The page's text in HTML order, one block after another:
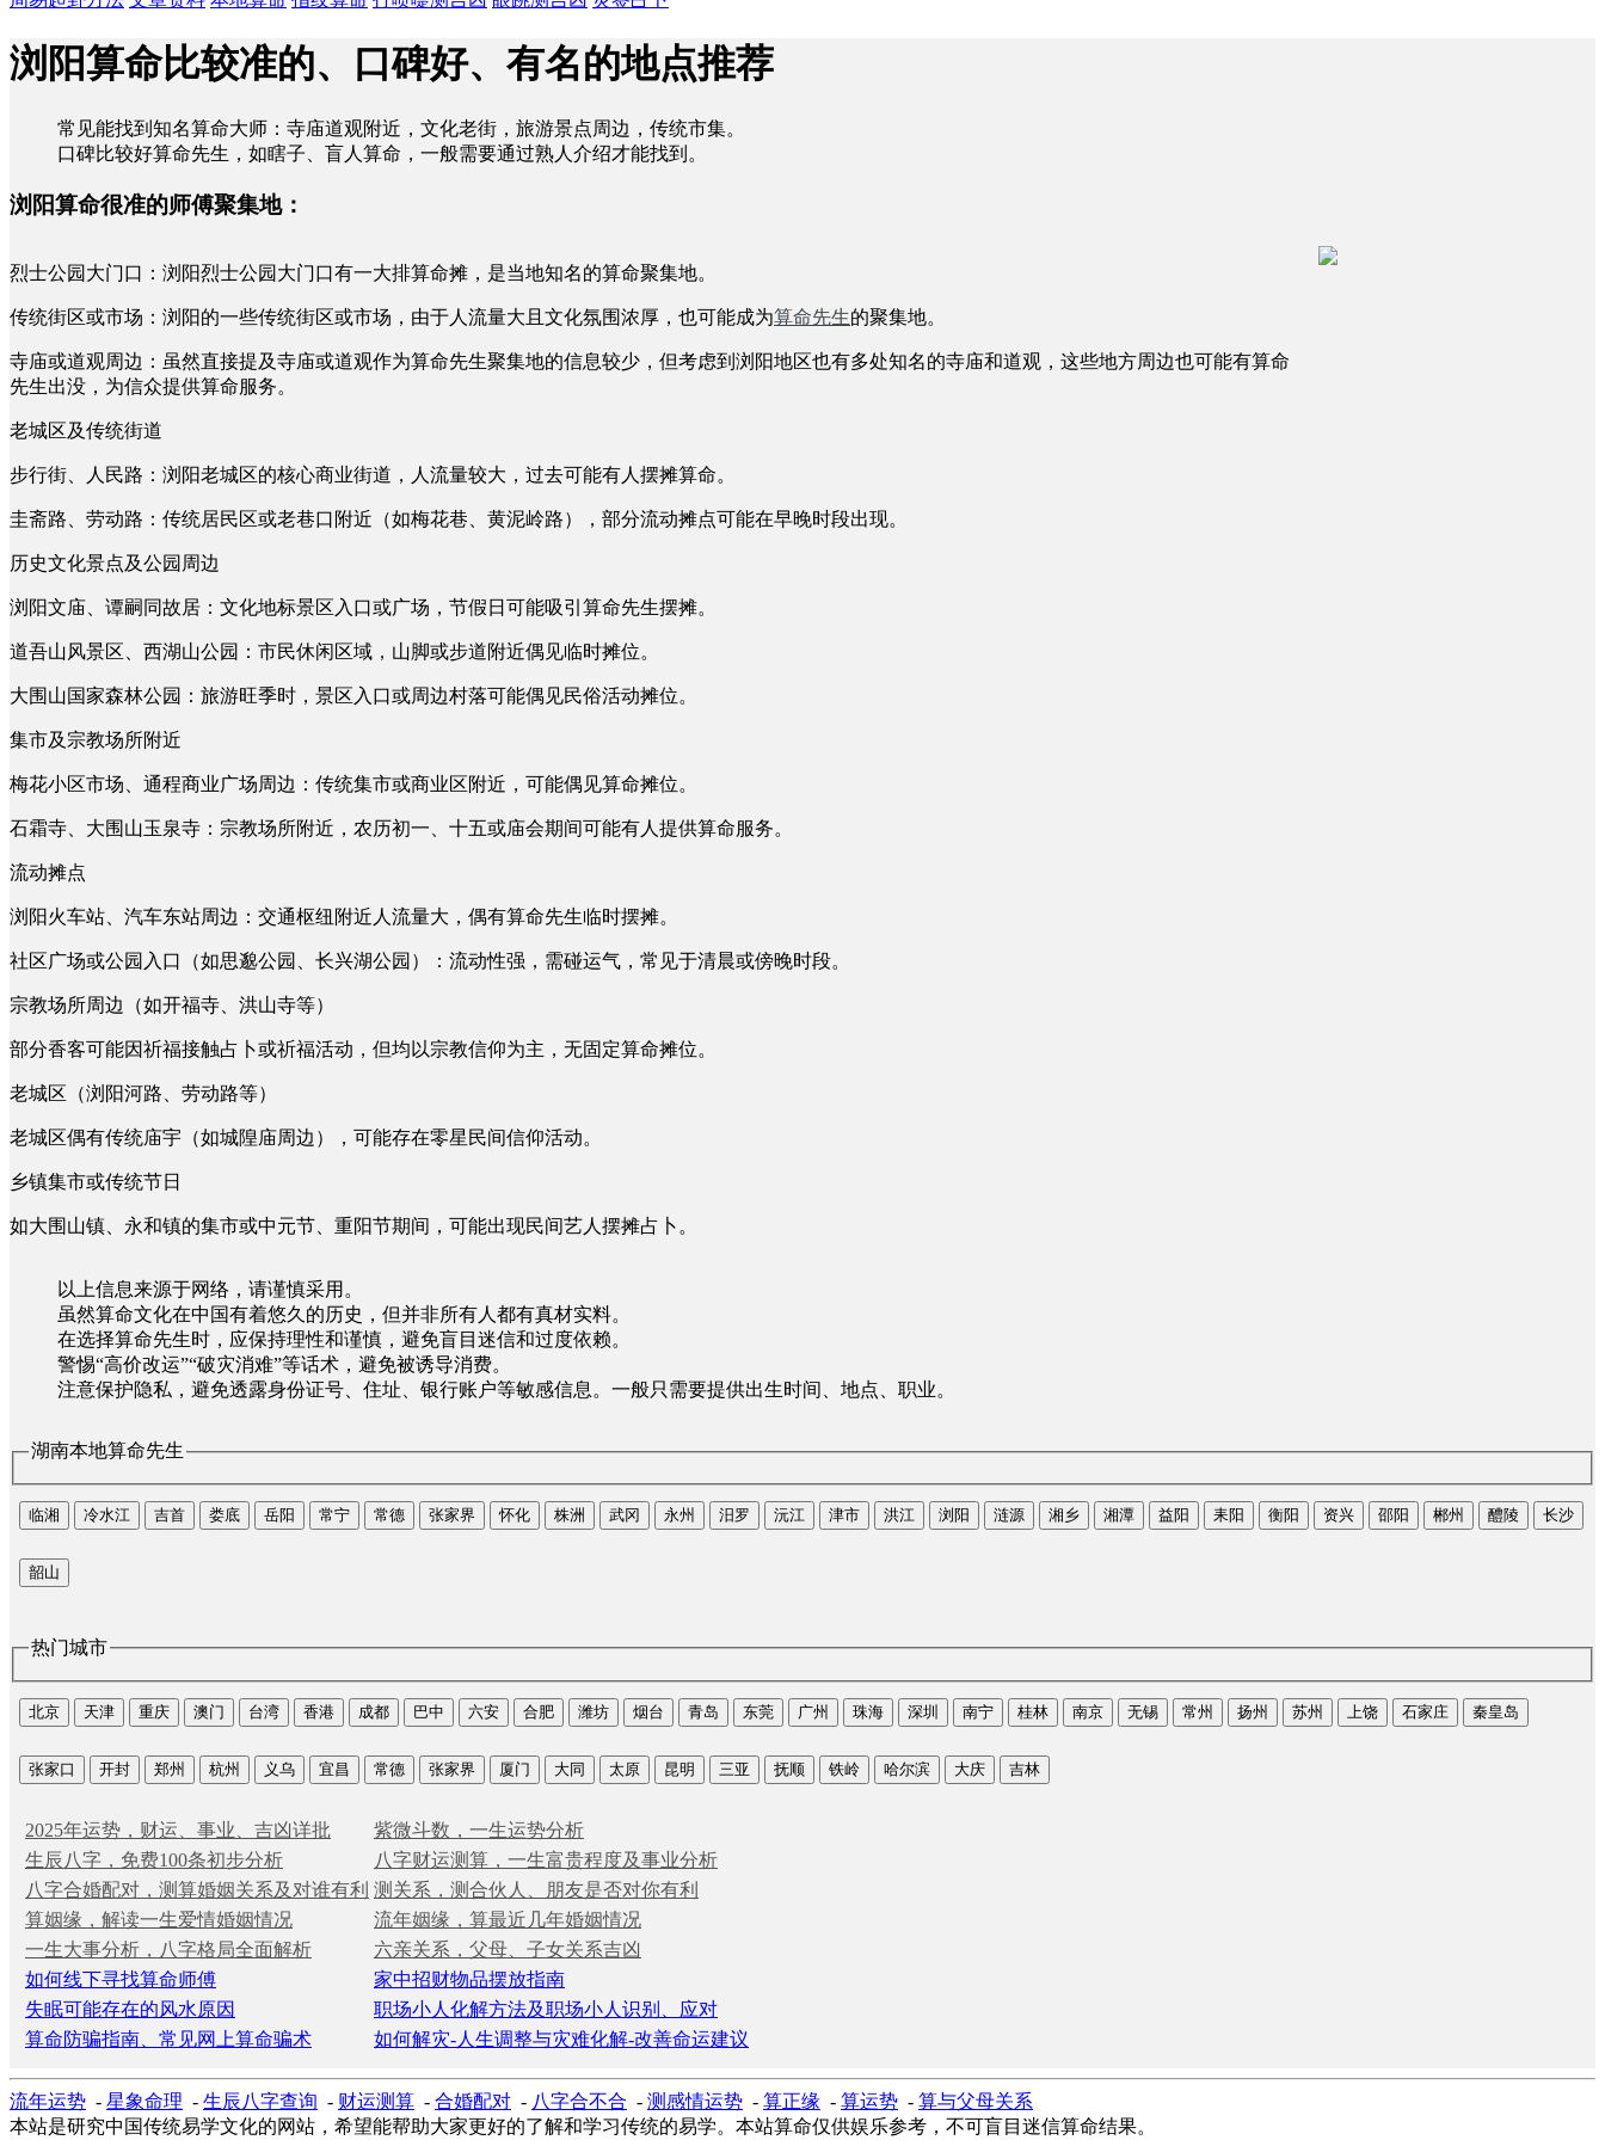
浏阳算命比较准的、口碑好、有名的地点推荐
常见能找到知名算命大师：寺庙道观附近，文化老街，旅游景点周边，传统市集。
口碑比较好算命先生，如瞎子、盲人算命，一般需要通过熟人介绍才能找到。
浏阳算命很准的师傅聚集地：
烈士公园大门口：浏阳烈士公园大门口有一大排算命摊，是当地知名的算命聚集地。
传统街区或市场：浏阳的一些传统街区或市场，由于人流量大且文化氛围浓厚，也可能成为算命先生的聚集地。
寺庙或道观周边：虽然直接提及寺庙或道观作为算命先生聚集地的信息较少，但考虑到浏阳地区也有多处知名的寺庙和道观，这些地方周边也可能有算命
先生出没，为信众提供算命服务。
老城区及传统街道
步行街、人民路：浏阳老城区的核心商业街道，人流量较大，过去可能有人摆摊算命。
圭斋路、劳动路：传统居民区或老巷口附近（如梅花巷、黄泥岭路），部分流动摊点可能在早晚时段出现。
历史文化景点及公园周边
浏阳文庙、谭嗣同故居：文化地标景区入口或广场，节假日可能吸引算命先生摆摊。
道吾山风景区、西湖山公园：市民休闲区域，山脚或步道附近偶见临时摊位。
大围山国家森林公园：旅游旺季时，景区入口或周边村落可能偶见民俗活动摊位。
集市及宗教场所附近
梅花小区市场、通程商业广场周边：传统集市或商业区附近，可能偶见算命摊位。
石霜寺、大围山玉泉寺：宗教场所附近，农历初一、十五或庙会期间可能有人提供算命服务。
流动摊点
浏阳火车站、汽车东站周边：交通枢纽附近人流量大，偶有算命先生临时摆摊。
社区广场或公园入口（如思邈公园、长兴湖公园）：流动性强，需碰运气，常见于清晨或傍晚时段。
宗教场所周边（如开福寺、洪山寺等）
部分香客可能因祈福接触占卜或祈福活动，但均以宗教信仰为主，无固定算命摊位。
老城区（浏阳河路、劳动路等）
老城区偶有传统庙宇（如城隍庙周边），可能存在零星民间信仰活动。
乡镇集市或传统节日
如大围山镇、永和镇的集市或中元节、重阳节期间，可能出现民间艺人摆摊占卜。
以上信息来源于网络，请谨慎采用。
虽然算命文化在中国有着悠久的历史，但并非所有人都有真材实料。
在选择算命先生时，应保持理性和谨慎，避免盲目迷信和过度依赖。
警惕“高价改运”“破灾消难”等话术，避免被诱导消费。
注意保护隐私，避免透露身份证号、住址、银行账户等敏感信息。一般只需要提供出生时间、地点、职业。
湖南本地算命先生
临湘 冷水江 吉首 娄底 岳阳 常宁 常德 张家界 怀化 株洲 武冈 永州 汨罗 沅江 津市 洪江 浏阳 涟源 湘乡 湘潭 益阳 耒阳 衡阳 资兴 邵阳 郴州 醴陵 长沙
韶山
热门城市
北京 天津 重庆 澳门 台湾 香港 成都 巴中 六安 合肥 潍坊 烟台 青岛 东莞 广州 珠海 深圳 南宁 桂林 南京 无锡 常州 扬州 苏州 上饶 石家庄 秦皇岛
张家口 开封 郑州 杭州 义乌 宜昌 常德 张家界 厦门 大同 太原 昆明 三亚 抚顺 铁岭 哈尔滨 大庆 吉林
2025年运势，财运、事业、吉凶详批
紫微斗数，一生运势分析
生辰八字，免费100条初步分析
八字财运测算，一生富贵程度及事业分析
八字合婚配对，测算婚姻关系及对谁有利 测关系，测合伙人、朋友是否对你有利
算姻缘，解读一生爱情婚姻情况
流年姻缘，算最近几年婚姻情况
一生大事分析，八字格局全面解析
六亲关系，父母、子女关系吉凶
如何线下寻找算命师傅
家中招财物品摆放指南
失眠可能存在的风水原因
职场小人化解方法及职场小人识别、应对
算命防骗指南、常见网上算命骗术
如何解灾-人生调整与灾难化解-改善命运建议
流年运势 - 星象命理 - 生辰八字查询 - 财运测算 - 合婚配对 - 八字合不合 - 测感情运势 - 算正缘 - 算运势 - 算与父母关系
本站是研究中国传统易学文化的网站，希望能帮助大家更好的了解和学习传统的易学。本站算命仅供娱乐参考，不可盲目迷信算命结果。